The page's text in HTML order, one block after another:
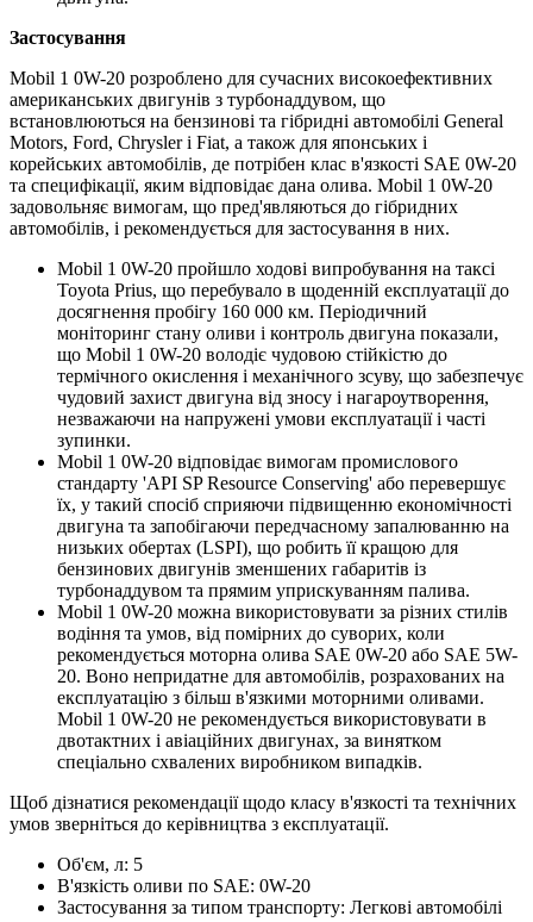
Застосування
Mobil 1 0W-20 розроблено для сучасних високоефективних
американських двигунів з турбонаддувом, що
встановлюються на бензинові та гібридні автомобілі General
Motors, Ford, Chrysler і Fiat, а також для японських і
корейських автомобілів, де потрібен клас в'язкості SAE 0W-20
та специфікації, яким відповідає дана олива. Mobil 1 0W-20
задовольняє вимогам, що пред'являються до гібридних
автомобілів, і рекомендується для застосування в них.
Mobil 1 0W-20 пройшло ходові випробування на таксі
Toyota Prius, що перебувало в щоденній експлуатації до
досягнення пробігу 160 000 км. Періодичний
моніторинг стану оливи і контроль двигуна показали,
що Mobil 1 0W-20 володіє чудовою стійкістю до
термічного окислення і механічного зсуву, що забезпечує
чудовий захист двигуна від зносу і нагароутворення,
незважаючи на напружені умови експлуатації і часті
зупинки.
Mobil 1 0W-20 відповідає вимогам промислового
стандарту 'API SP Resource Conserving' або перевершує
їх, у такий спосіб сприяючи підвищенню економічності
двигуна та запобігаючи передчасному запалюванню на
низьких обертах (LSPI), що робить її кращою для
бензинових двигунів зменшених габаритів із
турбонаддувом та прямим уприскуванням палива.
Mobil 1 0W-20 можна використовувати за різних стилів
водіння та умов, від помірних до суворих, коли
рекомендується моторна олива SAE 0W-20 або SAE 5W-
20. Воно непридатне для автомобілів, розрахованих на
експлуатацію з більш в'язкими моторними оливами.
Mobil 1 0W-20 не рекомендується використовувати в
двотактних і авіаційних двигунах, за винятком
спеціально схвалених виробником випадків.
Щоб дізнатися рекомендації щодо класу в'язкості та технічних
умов зверніться до керівництва з експлуатації.
Об'єм, л: 5
В'язкість оливи по SAE: 0W-20
Застосування за типом транспорту: Легкові автомобілі